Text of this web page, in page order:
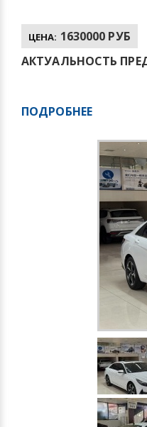
ЦЕНА: 1630000 РУБ
АКТУАЛЬНОСТЬ
ПОДРОБНЕЕ